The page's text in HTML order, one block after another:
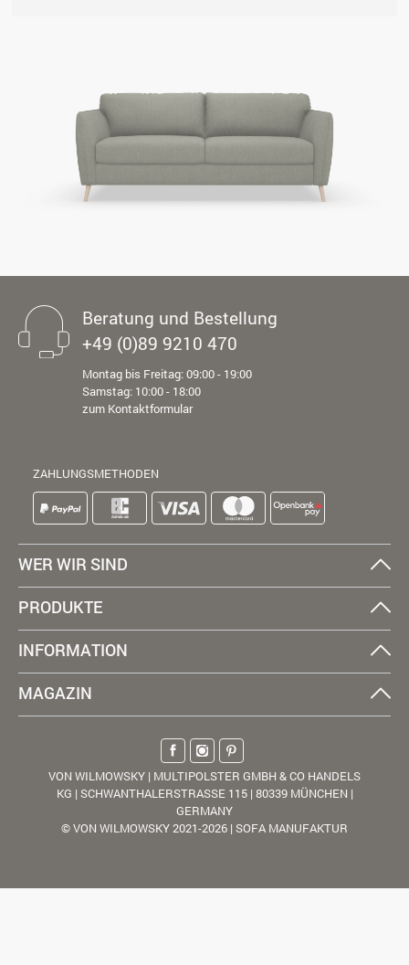
Beratung und Bestellung
+49 (0)89 9210 470
Montag bis Freitag: 09:00 - 19:00
Samstag: 10:00 - 18:00
zum Kontaktformular
ZAHLUNGSMETHODEN
WER WIR SIND
PRODUKTE
INFORMATION
MAGAZIN
VON WILMOWSKY | MULTIPOLSTER GMBH & CO HANDELS
KG | SCHWANTHALERSTRASSE 115 | 80339 MÜNCHEN |
GERMANY
© VON WILMOWSKY 2021-2026 | SOFA MANUFAKTUR